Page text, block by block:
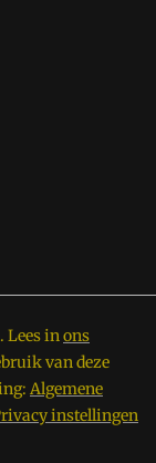
Lees inons
van deze
Algemene
instellingen